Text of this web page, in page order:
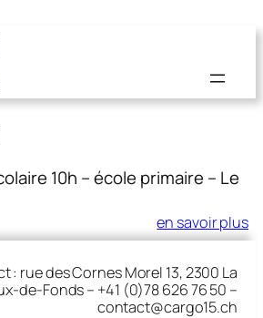
10h – école primaire – Le
en savoir plus
: rue des Cornes Morel 13, 2300 La
de-Fonds – +41 (0)78 626 76 50 –
contact@cargo15.ch